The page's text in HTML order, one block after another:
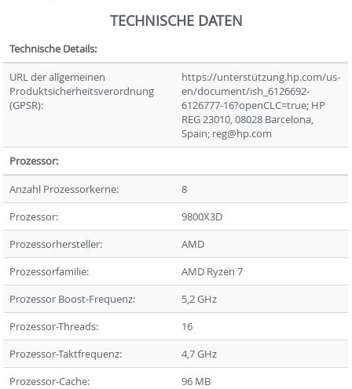
TECHNISCHE DATEN
Technische Details:
URL der allgemeinen
Produktsicherheitsverordnung
(GPSR):
https://unterstützung.hp.com/us-
en/document/ish_6126692-
6126777-16?openCLC=true; HP
REG 23010, 08028 Barcelona,
Spain; reg@hp.com
Prozessor:
Anzahl Prozessorkerne:
8
Prozessor:
9800X3D
Prozessorhersteller:
AMD
Prozessorfamilie:
AMD Ryzen 7
Prozessor Boost-Frequenz:
5,2 GHz
Prozessor-Threads:
16
Prozessor-Taktfrequenz:
4,7 GHz
Prozessor-Cache:
96 MB